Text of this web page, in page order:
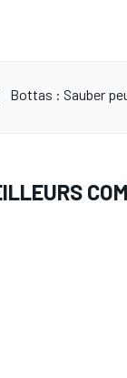
Bottas : Sauber